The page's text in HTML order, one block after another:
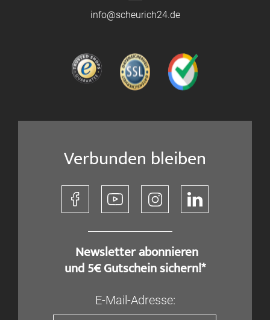
info@scheurich24.de
Verbunden bleiben
​ Newsletter abonnieren
und 5€ Gutschein sichern!*
E-Mail-Adresse: